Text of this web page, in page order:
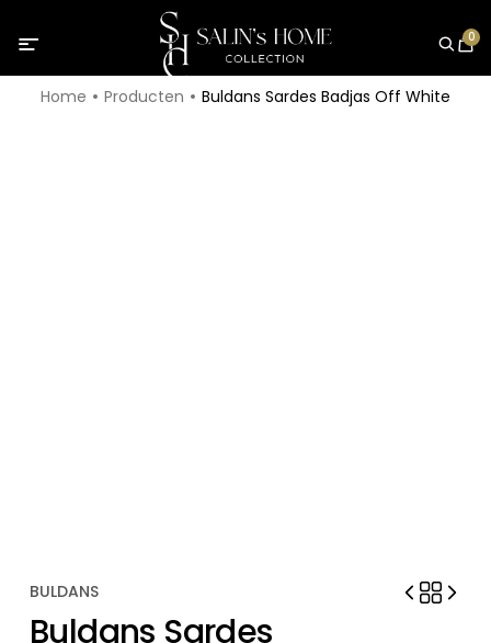
0
Home Producten Buldans Sardes Badjas Off White
BULDANS
Buldans Sardes